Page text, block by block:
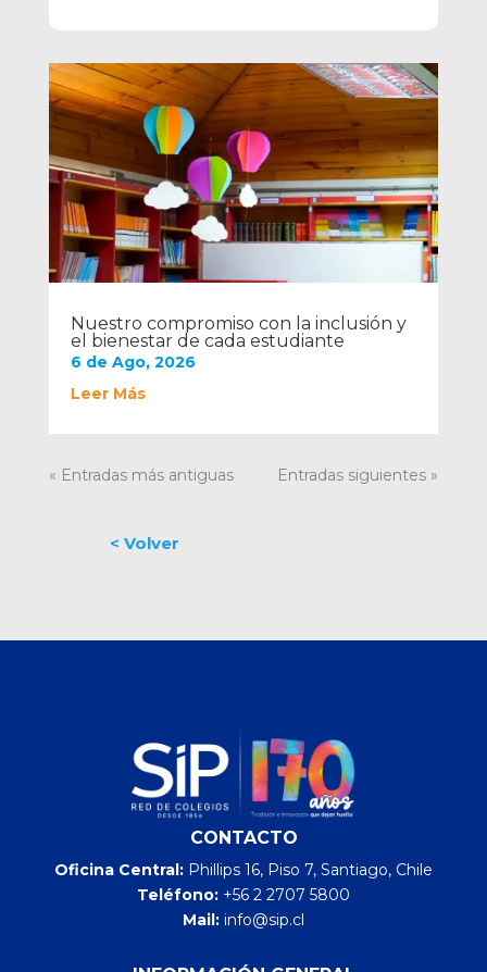
Nuestro compromiso con la inclusión y
el bienestar de cada estudiante
6 de Ago, 2026
Leer Más
« Entradas más antiguas Entradas siguientes »
CONTACTO
Oficina Central: Phillips 16, Piso 7, Santiago, Chile
Teléfono: +56 2 2707 5800
Mail: info@sip.cl